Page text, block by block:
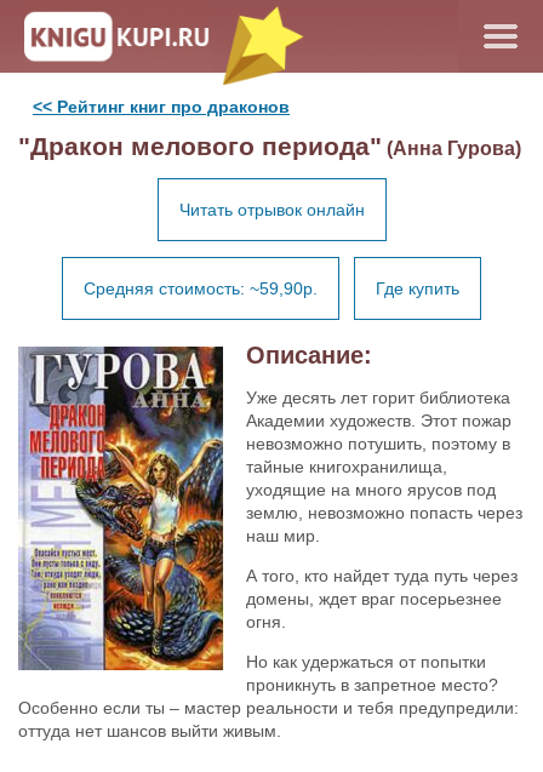
<< Рейтинг книг про драконов
"Дракон мелового периода" (Анна Гурова)
Читать отрывок онлайн
Средняя стоимость: ~59,90р. Где купить
Описание:
Уже десять лет горит библиотека
Академии художеств. Этот пожар
невозможно потушить, поэтому в
тайные книгохранилища,
уходящие на много ярусов под
землю, невозможно попасть через
наш мир.
А того, кто найдет туда путь через
домены, ждет враг посерьезнее
огня.
Но как удержаться от попытки
проникнуть в запретное место?
Особенно если ты – мастер реальности и тебя предупредили:
оттуда нет шансов выйти живым.